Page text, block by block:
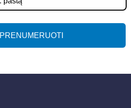
PRENUMERUOTI